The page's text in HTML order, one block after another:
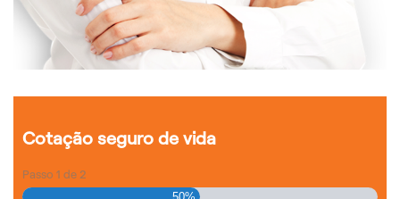
Cotação seguro de vida
Passo 1 de 2